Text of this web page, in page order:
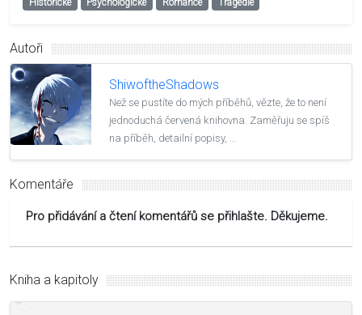
Autoři
ShiwoftheShadows
Než se pustíte do mých příběhů, vězte, že to není
jednoduchá červená knihovna. Zaměřuju se spíš
na příběh, detailní popisy, …
Komentáře
Pro přidávání a čtení komentářů se přihlašte. Děkujeme.
Kniha a kapitoly